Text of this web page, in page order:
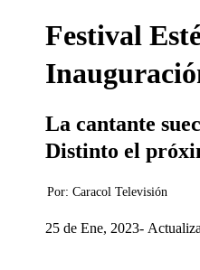
Festival
La cantante
Distinto el
Por: Caracol Televisión
25 de Ene, 2023